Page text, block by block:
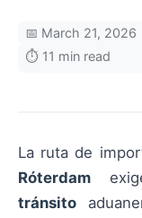
📅 March 21, 2026
⏱️ 11 min read
La ruta de
Róterdam
tránsito